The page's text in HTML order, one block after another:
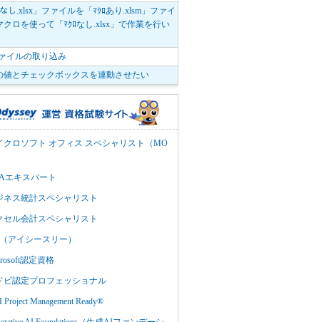
なし.xlsx」ファイルを「ﾏｸﾛあり.xlsm」ファイ
クロを使って「ﾏｸﾛなし.xlsx」で作業を行い
イルの取り込み
値とチェックボックスを連動させたい
クロソフト オフィス スペシャリスト（MO
エキスパート
ネス統計スペシャリスト
セル会計スペシャリスト
アイシースリー）
認定資格
ビ認定プロフェッショナル
Project Management Ready®